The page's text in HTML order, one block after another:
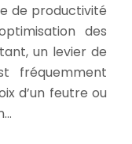
de productivité
des
un levier de
fréquemment
d’un feutre ou